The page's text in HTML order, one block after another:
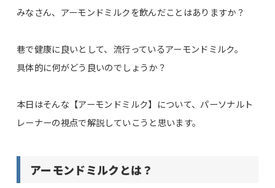
みなさん、アーモンドミルクを飲んだことはありますか？
巷で健康に良いとして、流行っているアーモンドミルク。
具体的に何がどう良いのでしょうか？
本日はそんな【アーモンドミルク】について、パーソナルト
レーナーの視点で解説していこうと思います。
アーモンドミルクとは？